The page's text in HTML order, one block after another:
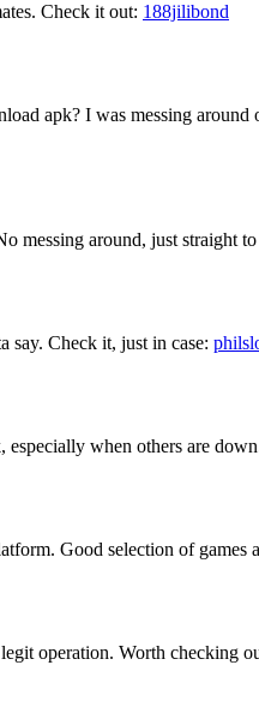
Check it out: 188jilibond
apk? I was messing
messing around, just straight
say. Check it, just in case:
when others are
Good selection of
operation. Worth checking